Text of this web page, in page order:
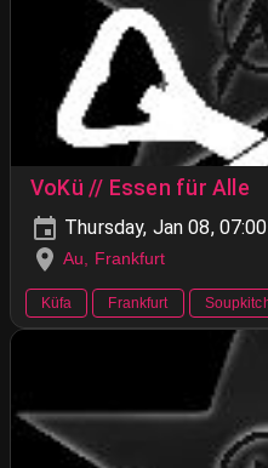
VoKü // Essen für Alle
Thursday, Jan 08,
Au, Frankfurt
Küfa Frankfurt